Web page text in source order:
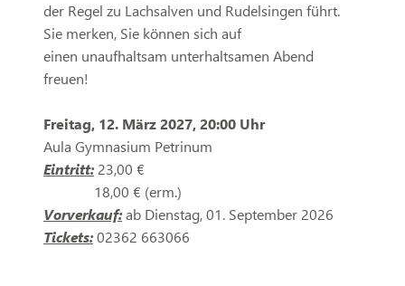
der Regel zu Lachsalven und Rudelsingen führt.
Sie merken, Sie können sich auf
einen unaufhaltsam unterhaltsamen Abend
freuen!
Freitag, 12. März 2027, 20:00 Uhr
Aula Gymnasium Petrinum
Eintritt:23,00 €
18,00 € (erm.)
Vorverkauf:ab Dienstag, 01. September 2026
Tickets:02362 663066